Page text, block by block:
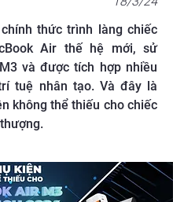
thức trình làng chiếc
Air thế hệ mới, sử
và được tích hợp nhiều
tuệ nhân tạo. Và đây là
không thể thiếu cho chiếc